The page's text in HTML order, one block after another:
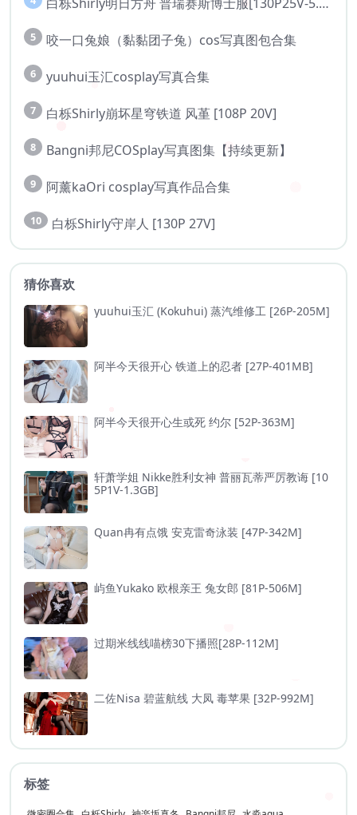
5 咬一口兔娘（黏黏团子兔）cos写真图包合集
6 yuuhui玉汇cosplay写真合集
7 白栎Shirly崩坏星穹铁道 风堇 [108P 20V]
8 Bangni邦尼COSplay写真图集【持续更新】
9 阿薰kaOri cosplay写真作品合集
10 白栎Shirly守岸人 [130P 27V]
猜你喜欢
yuuhui玉汇 (Kokuhui) 蒸汽维修工 [26P-205M]
阿半今天很开心 铁道上的忍者 [27P-401MB]
阿半今天很开心生或死 约尔 [52P-363M]
轩萧学姐 Nikke胜利女神 普丽瓦蒂严厉教诲 [10
5P1V-1.3GB]
Quan冉有点饿 安克雷奇泳装 [47P-342M]
屿鱼Yukako 欧根亲王 兔女郎 [81P-506M]
过期米线线喵榜30下播照[28P-112M]
二佐Nisa 碧蓝航线 大凤 毒苹果 [32P-992M]
标签